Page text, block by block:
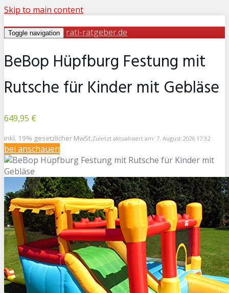
Skip to main content
Toggle navigation rati-ratgeber.de
BeBop Hüpfburg Festung mit
Rutsche für Kinder mit Gebläse
649,95 €
inkl. 19% gesetzlicher MwSt.Zuletzt aktualisiert am: 7. August 2026 17:32
bei anschauen